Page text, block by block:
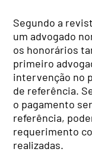
Segundo a
um advogado
os honorários
primeiro
intervenção no
de referência.
o pagamento
referência,
requerimento
realizadas.